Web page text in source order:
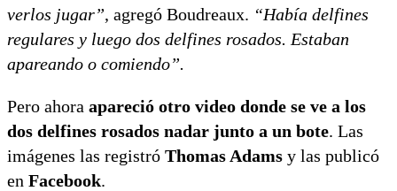
verlos jugar”, agregó Boudreaux. “Había delfines
regulares y luego dos delfines rosados. Estaban
apareando o comiendo”.
Pero ahora apareció otro video donde se ve a los
dos delfines rosados nadar junto a un bote. Las
imágenes las registró Thomas Adams y las publicó
en Facebook.